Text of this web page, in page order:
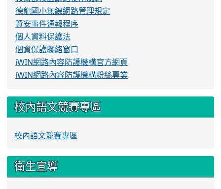
德龍國小無線網路管理規定
資安事件通報程序
個人資料保護法
個資保護聯絡窗口
iWIN網路內容防護機構官方網頁
iWIN網路內容防護機構粉絲專業
校內語文競賽專區
校內語文競賽專區
衛生宣導